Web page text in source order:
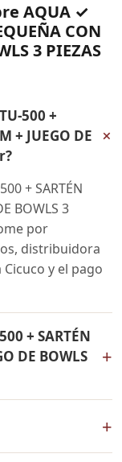
AQUA ✓
CON
3 PIEZAS
500 +
+ JUEGO DE
+
+ SARTÉN
BOWLS 3
por
distribuidora
y el pago
+ SARTÉN
DE BOWLS
+
Filtro de
Sartén con tapa
+